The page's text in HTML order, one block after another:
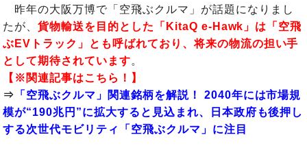
昨年の大阪万博で「空飛ぶクルマ」が話題になりまし
たが、貨物輸送を目的とした「KitaQ e-Hawk」は「空飛
ぶEVトラック」とも呼ばれており、将来の物流の担い手
として期待されています。
【※関連記事はこちら！】
⇒ 「空飛ぶクルマ」関連銘柄を解説！ 2040年には市場規
模が“190兆円”に拡大すると見込まれ、日本政府も後押し
する次世代モビリティ「空飛ぶクルマ」に注目